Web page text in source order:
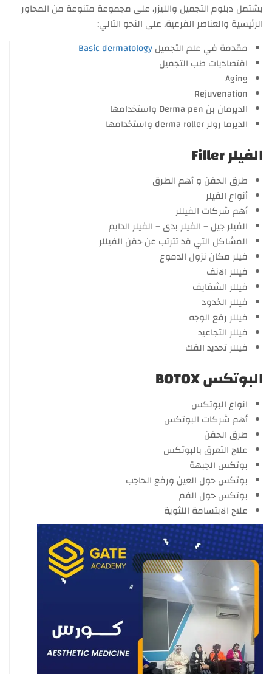
يشتمل دبلوم التجميل والليزر، على مجموعة متنوعة من المحاور
الرئيسية والعناصر الفرعية، على النحو التالي:
مقدمة في علم التجميلBasic dermatology
اقتصاديات طب التجميل
Aging
Rejuvenation
الديرمان بن Derma pen واستخدامها
الديرما رولر derma roller واستخدامها
الفيلر Filler
طرق الحقن و أهم الطرق
أنواع الفيلر
أهم شركات الفيللر
الفيلر جيل – الفيلر بدى – الفيلر الدايم
المشاكل التي قد تترتب عن حقن الفيللر
فيلر مكان نزول الدموع
فيللر الانف
فيللر الشفايف
فيللر الخدود
فيللر رفع الوجه
فيللر التجاعيد
فيللر تحديد الفك
البوتكس BOTOX
انواع البوتكس
أهم شركات البوتكس
طرق الحقن
علاج التعرق بالبوتكس
بوتكس الجبهة
بوتكس حول العين ورفع الحاجب
بوتكس حول الفم
علاج الابتسامة اللثوية